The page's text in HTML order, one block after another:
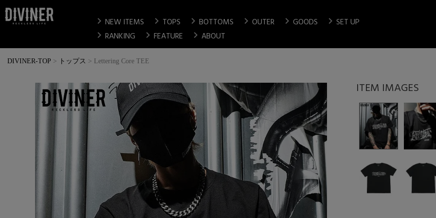
chevron_right NEW ITEMS chevron_right TOPS chevron_right BOTTOMS chevron_right OUTER chevron_right GOODS chevron_right SET UP
chevron_right RANKING chevron_right FEATURE chevron_right ABOUT
DIVINER-TOP トップス Lettering Core TEE